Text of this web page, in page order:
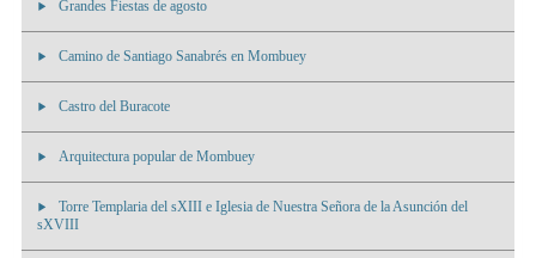
Grandes Fiestas de agosto
Camino de Santiago Sanabrés en Mombuey
Castro del Buracote
Arquitectura popular de Mombuey
Torre Templaria del sXIII e Iglesia de Nuestra Señora de la Asunción del
sXVIII